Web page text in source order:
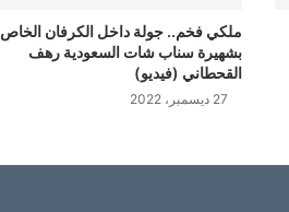
ملكي فخم.. جولة داخل الكرفان الخاص
بشهيرة سناب شات السعودية رهف
القحطاني (فيديو)
27 ديسمبر، 2022